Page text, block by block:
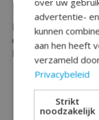
Maak jouw feest
deze leuke minion/
Feestshop!
advertentie-
kunnen
aan hen heeft
verzameld
Privacybeleid
Strikt
noodzakelijk